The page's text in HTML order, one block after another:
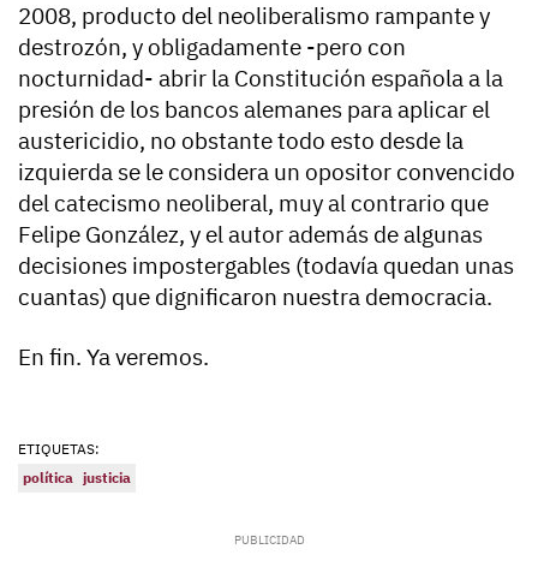
2008, producto del neoliberalismo rampante y
destrozón, y obligadamente -pero con
nocturnidad- abrir la Constitución española a la
presión de los bancos alemanes para aplicar el
austericidio, no obstante todo esto desde la
izquierda se le considera un opositor convencido
del catecismo neoliberal, muy al contrario que
Felipe González, y el autor además de algunas
decisiones impostergables (todavía quedan unas
cuantas) que dignificaron nuestra democracia.
En fin. Ya veremos.
ETIQUETAS:
política justicia